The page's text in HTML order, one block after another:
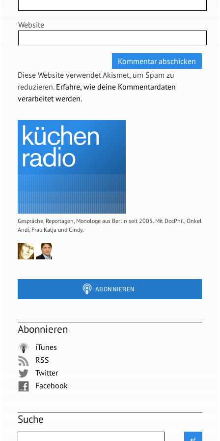
Website
Diese Website verwendet Akismet, um Spam zu
reduzieren. Erfahre, wie deine Kommentardaten
verarbeitet werden.
Gespräche, Reportagen, Monologe aus Berlin seit 2005. Mit DocPhil, Onkel
Andi, Frau Katja und Cindy.
Abonnieren
iTunes
RSS
Twitter
Facebook
Suche